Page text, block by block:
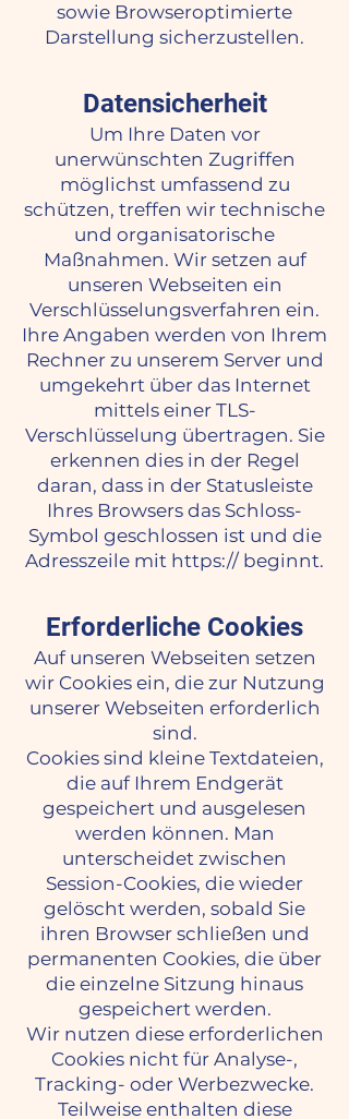
sowie Browseroptimierte
Darstellung sicherzustellen.
Datensicherheit
Um Ihre Daten vor
unerwünschten Zugriffen
möglichst umfassend zu
schützen, treffen wir technische
und organisatorische
Maßnahmen. Wir setzen auf
unseren Webseiten ein
Verschlüsselungsverfahren ein.
Ihre Angaben werden von Ihrem
Rechner zu unserem Server und
umgekehrt über das Internet
mittels einer TLS-
Verschlüsselung übertragen. Sie
erkennen dies in der Regel
daran, dass in der Statusleiste
Ihres Browsers das Schloss-
Symbol geschlossen ist und die
Adresszeile mit https:// beginnt.
Erforderliche Cookies
Auf unseren Webseiten setzen
wir Cookies ein, die zur Nutzung
unserer Webseiten erforderlich
sind.
Cookies sind kleine Textdateien,
die auf Ihrem Endgerät
gespeichert und ausgelesen
werden können. Man
unterscheidet zwischen
Session-Cookies, die wieder
gelöscht werden, sobald Sie
ihren Browser schließen und
permanenten Cookies, die über
die einzelne Sitzung hinaus
gespeichert werden.
Wir nutzen diese erforderlichen
Cookies nicht für Analyse-,
Tracking- oder Werbezwecke.
Teilweise enthalten diese